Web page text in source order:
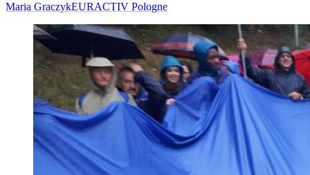
Maria GraczykEURACTIV Pologne